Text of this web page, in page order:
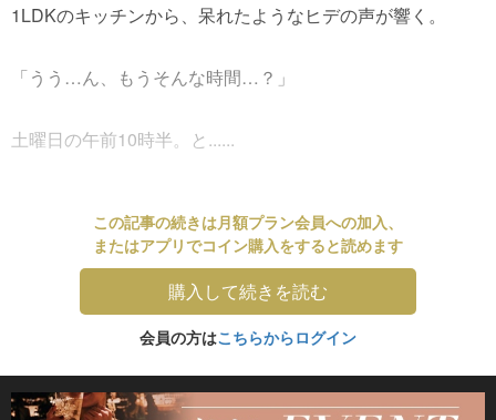
1LDKのキッチンから、呆れたようなヒデの声が響く。
「うう…ん、もうそんな時間…？」
土曜日の午前10時半。と......
この記事の続きは月額プラン会員への加入、
またはアプリでコイン購入をすると読めます
購入して続きを読む
会員の方はこちらからログイン